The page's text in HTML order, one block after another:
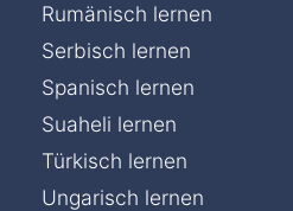
Rumänisch lernen
Serbisch lernen
Spanisch lernen
Suaheli lernen
Türkisch lernen
Ungarisch lernen